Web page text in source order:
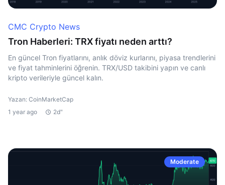
CMC Crypto News
Tron Haberleri: TRX fiyatı neden arttı?
En güncel Tron fiyatlarını, anlık döviz kurlarını, piyasa trendlerini
ve fiyat tahminlerini öğrenin. TRX/USD takibini yapın ve canlı
kripto verileriyle güncel kalın.
Yazan: CoinMarketCap
1 year ago
2d"
Moderate